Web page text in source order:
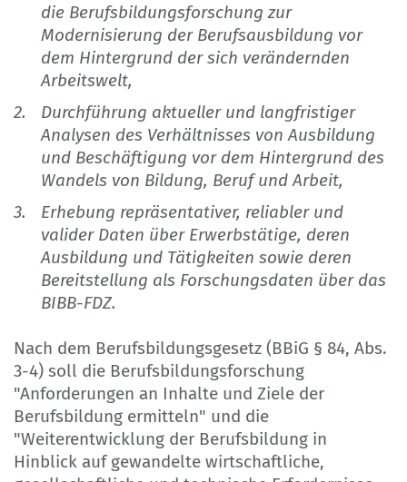
die Berufsbildungsforschung zur
Modernisierung der Berufsausbildung vor
dem Hintergrund der sich verändernden
Arbeitswelt,
Durchführung aktueller und langfristiger
Analysen des Verhältnisses von Ausbildung
und Beschäftigung vor dem Hintergrund des
Wandels von Bildung, Beruf und Arbeit,
Erhebung repräsentativer, reliabler und
valider Daten über Erwerbstätige, deren
Ausbildung und Tätigkeiten sowie deren
Bereitstellung als Forschungsdaten über das
BIBB-FDZ.
Nach dem Berufsbildungsgesetz (BBiG § 84, Abs.
3-4) soll die Berufsbildungsforschung
"Anforderungen an Inhalte und Ziele der
Berufsbildung ermitteln" und die
"Weiterentwicklung der Berufsbildung in
Hinblick auf gewandelte wirtschaftliche,